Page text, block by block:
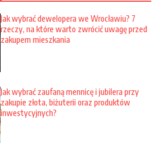
Jak wybrać dewelopera we Wrocławiu? 7
rzeczy, na które warto zwrócić uwagę przed
zakupem mieszkania
Jak wybrać zaufaną mennicę i jubilera przy
zakupie złota, biżuterii oraz produktów
inwestycyjnych?